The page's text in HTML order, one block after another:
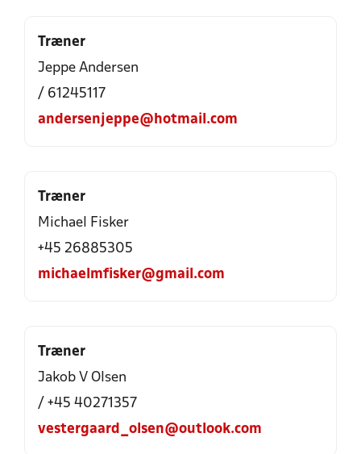
Træner
Jeppe Andersen
/ 61245117
andersenjeppe@hotmail.com
Træner
Michael Fisker
+45 26885305
michaelmfisker@gmail.com
Træner
Jakob V Olsen
/ +45 40271357
vestergaard_olsen@outlook.com